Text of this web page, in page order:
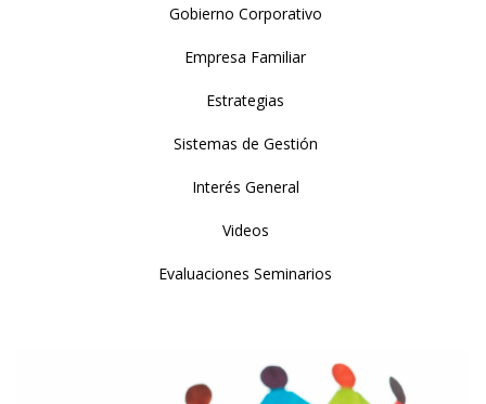
Gobierno Corporativo
Empresa Familiar
Estrategias
Sistemas de Gestión
Interés General
Videos
Evaluaciones Seminarios